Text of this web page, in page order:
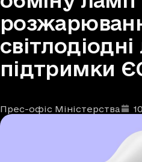
підтримки
Автори
Прес-офіс Міністерства
Дата та час публікації: